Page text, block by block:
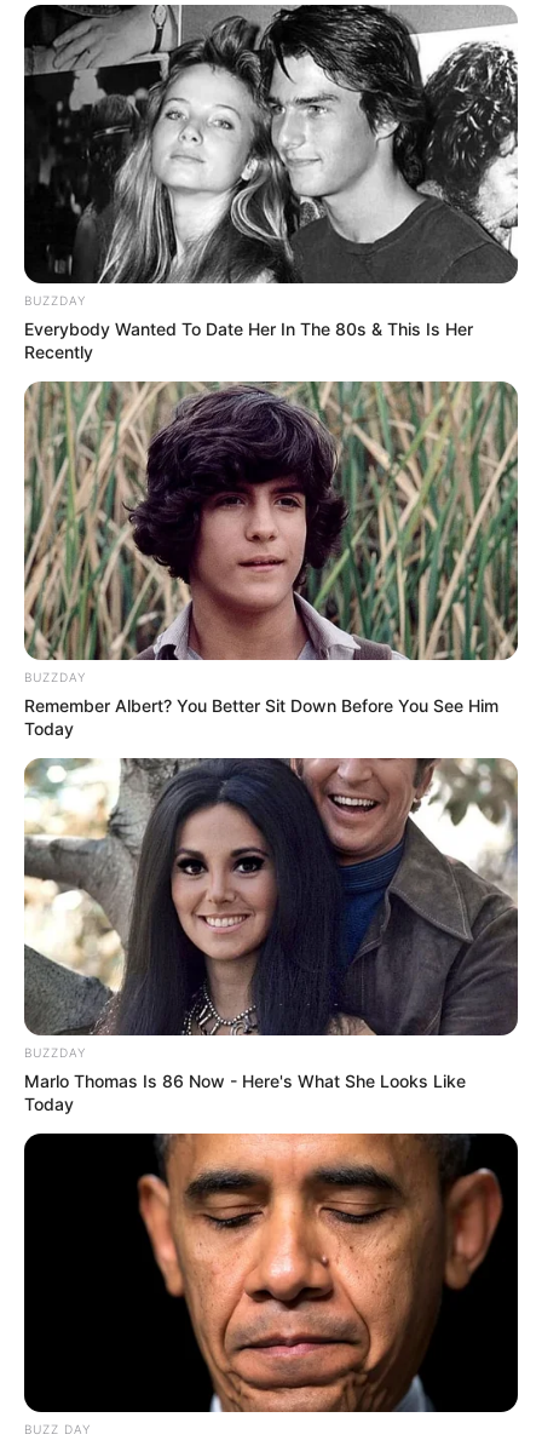
BUZZDAY
Everybody Wanted To Date Her In The 80s & This Is Her
Recently
BUZZDAY
Remember Albert? You Better Sit Down Before You See Him
Today
BUZZDAY
Marlo Thomas Is 86 Now - Here's What She Looks Like
Today
BUZZ DAY